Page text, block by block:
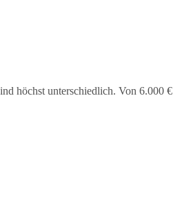
höchst unterschiedlich. Von 6.000 €